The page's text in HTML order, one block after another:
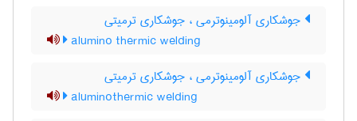
جوشکاری آلومینوترمی ، جوشکاری ترمیتی
alumino thermic welding
جوشکاری آلومینوترمی ، جوشکاری ترمیتی
aluminothermic welding